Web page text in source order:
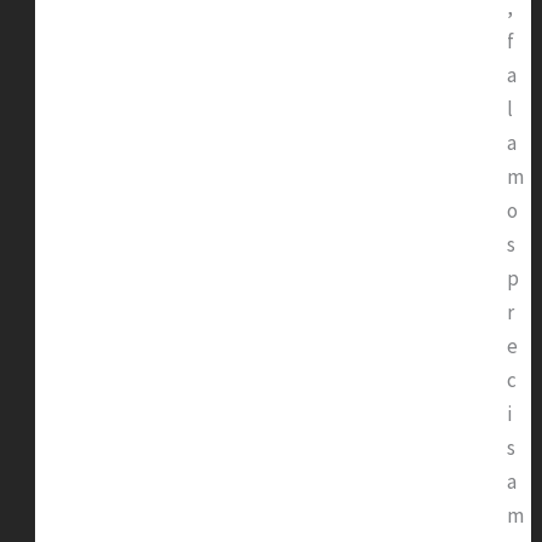
,
f
a
l
a
m
o
s
p
r
e
c
i
s
a
m